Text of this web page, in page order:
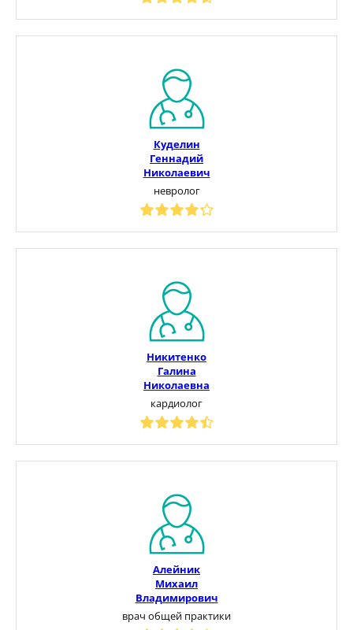
Куделин
Геннадий
Николаевич
невролог
Никитенко
Галина
Николаевна
кардиолог
Алейник
Михаил
Владимирович
врач общей практики